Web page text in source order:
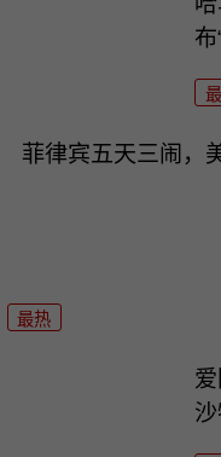
菲律宾五天三闹，
最热